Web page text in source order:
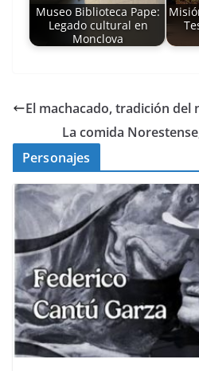
Museo Biblioteca Pape:
Legado cultural en
Monclova
El machacado, tradición del
La comida
Personajes